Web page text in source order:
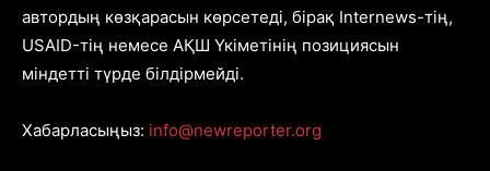
автордың көзқарасын көрсетеді, бірақ Internews-тің,
USAID-тің немесе АҚШ Үкіметінің позициясын
міндетті түрде білдірмейді.
Хабарласыңыз: info@newreporter.org